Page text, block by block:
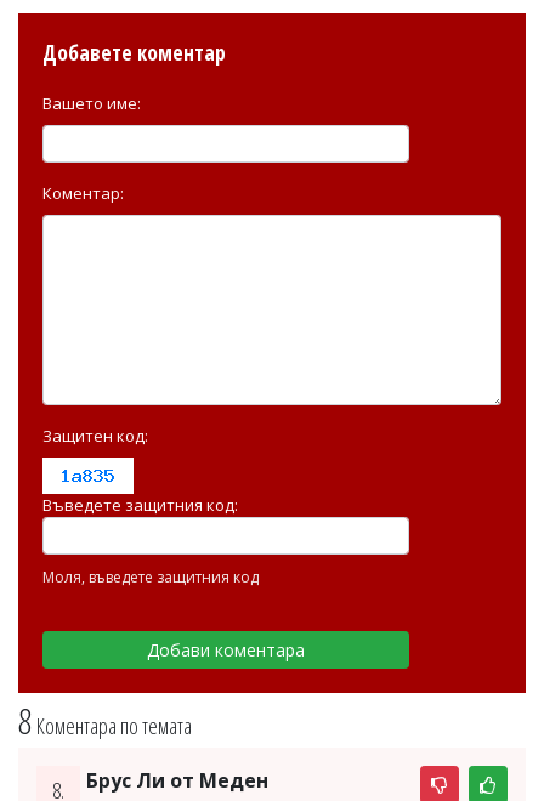
8 Коментара по темата
8.
Брус Ли от Меден
Добавете коментар
Вашето име:
Коментар:
Защитен код:
Въведете защитния код:
Моля, въведете защитния код